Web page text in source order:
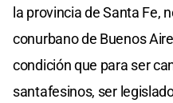
la provincia de Santa Fe,
conurbano de Buenos
condición que para ser
santafesinos, ser